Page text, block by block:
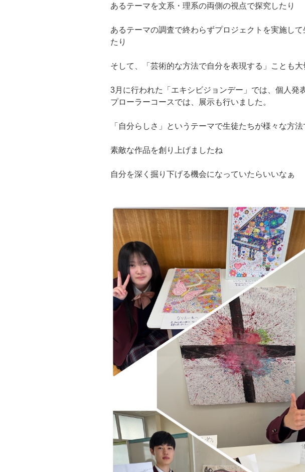
あるテーマを文系・理系の両側の視点で探究したり
あるテーマの調査で終わらずプロジェクトを実施し
たり
そして、「芸術的な方法で自分を表現する」ことも
3月に行われた「エキシビジョンデー」では、個人発
プローラーコースでは、展示も行いました。
「自分らしさ」というテーマで生徒たちが様々な方
素敵な作品を創り上げましたね
自分を深く掘り下げる機会になっていたらいいなぁ